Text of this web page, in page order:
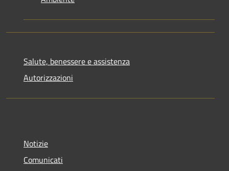
Salute, benessere e assistenza
Autorizzazioni
Notizie
Comunicati